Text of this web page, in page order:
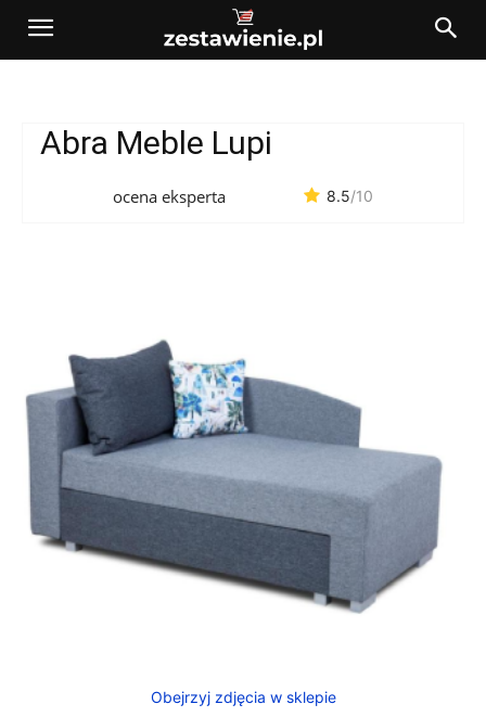
Abra Meble Lupi
ocena eksperta 8.5/10
Obejrzyj zdjęcia w sklepie